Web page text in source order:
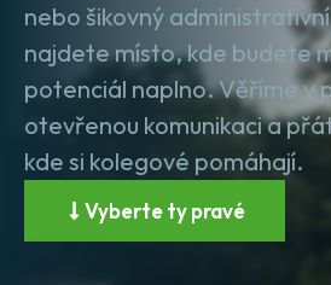
nebo šikovný
najdete místo, kde budete
potenciál naplno. Věříme v
otevřenou komunikaci a
kde si kolegové pomáhají.
Vyberte ty pravé